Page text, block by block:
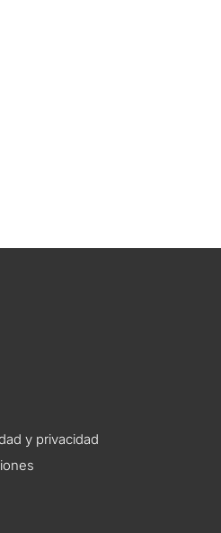
y privacidad